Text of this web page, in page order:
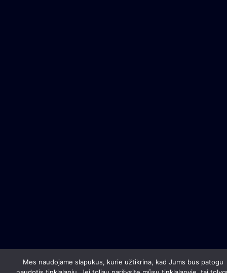
Mes naudojame slapukus, kurie užtikrina, kad Jums bus patogu